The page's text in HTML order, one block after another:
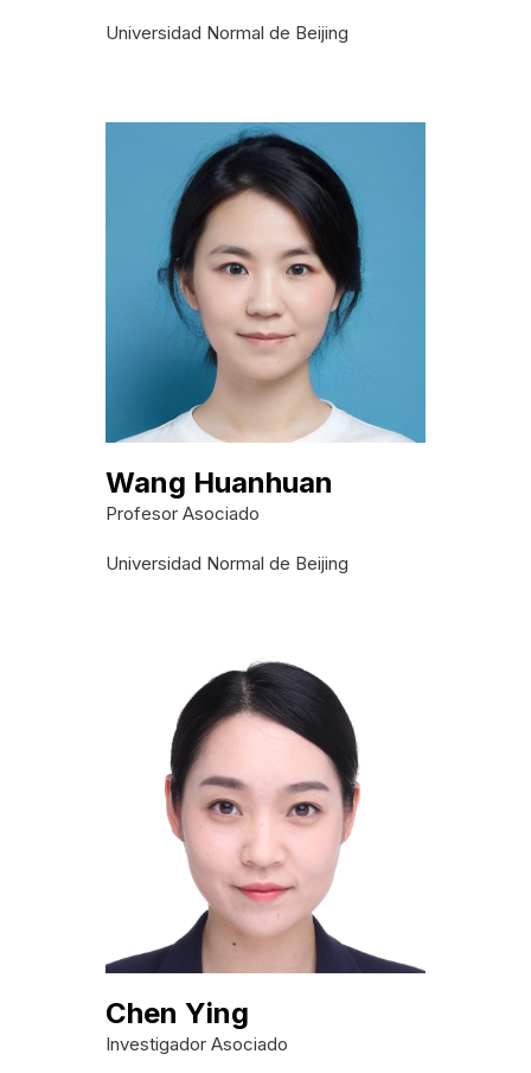
Universidad Normal de Beijing
Wang Huanhuan
Profesor Asociado
Universidad Normal de Beijing
Chen Ying
Investigador Asociado